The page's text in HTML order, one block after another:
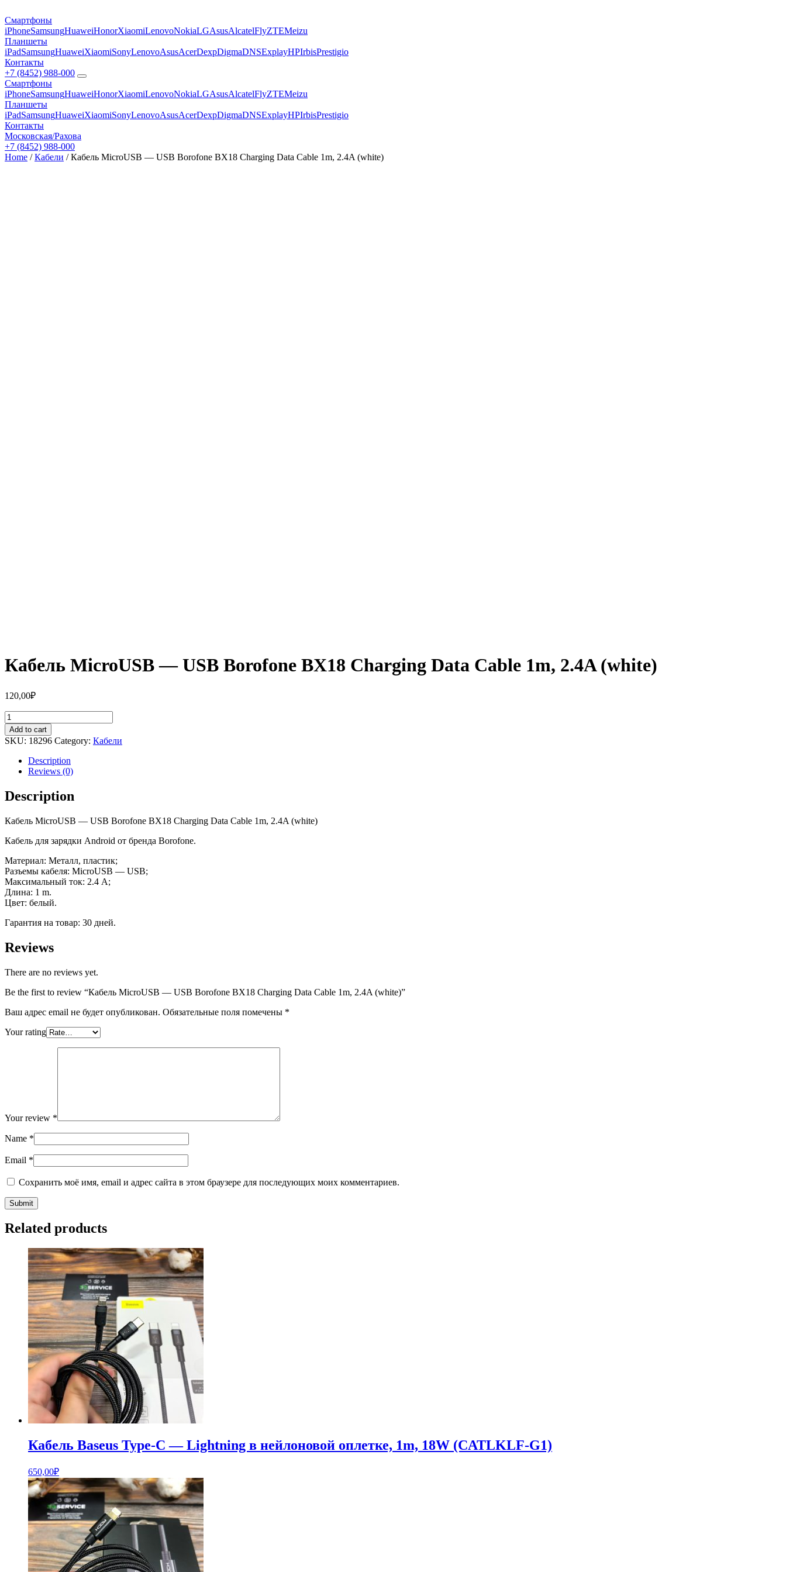
Смартфоны
iPhoneSamsungHuaweiHonorXiaomiLenovoNokiaLGAsusAlcatelFlyZTEMeizu
Планшеты
iPadSamsungHuaweiXiaomiSonyLenovoAsusAcerDexpDigmaDNSExplayHPIrbisPrestigio
Контакты
+7 (8452) 988-000
Смартфоны
iPhoneSamsungHuaweiHonorXiaomiLenovoNokiaLGAsusAlcatelFlyZTEMeizu
Планшеты
iPadSamsungHuaweiXiaomiSonyLenovoAsusAcerDexpDigmaDNSExplayHPIrbisPrestigio
Контакты
Московская/Рахова
+7 (8452) 988-000
Home /Кабели / Кабель MicroUSB — USB Borofone BX18 Charging Data Cable 1m, 2.4A (white)
Кабель MicroUSB — USB Borofone BX18 Charging Data Cable 1m, 2.4A (white)
120,00₽
Кабель
MicroUSB
-
USB
Borofone
BX18
Charging
Data
Cable
2.4A
quantity
Add to cart
SKU: 18296 Category: Кабели
Description
Reviews (0)
Description
Кабель MicroUSB — USB Borofone BX18 Charging Data Cable 1m, 2.4A (white)
Кабель для зарядки Android от бренда Borofone.
Материал: Металл, пластик;
Разъемы кабеля: MicroUSB — USB;
Максимальный ток: 2.4 А;
Длина: 1 m.
Цвет: белый.
Гарантия на товар: 30 дней.
Reviews
There are no reviews yet.
Be the first to review “Кабель MicroUSB — USB Borofone BX18 Charging Data Cable 1m, 2.4A (white)”
Ваш адрес email не будет опубликован. Обязательные поля помечены *
Your rating
Your review *
Name *
Email *
Сохранить моё имя, email и адрес сайта в этом браузере для последующих моих комментариев.
Related products
Кабель Baseus Type-C — Lightning в нейлоновой оплетке, 1m, 18W (CATLKLF-G1)
650,00₽